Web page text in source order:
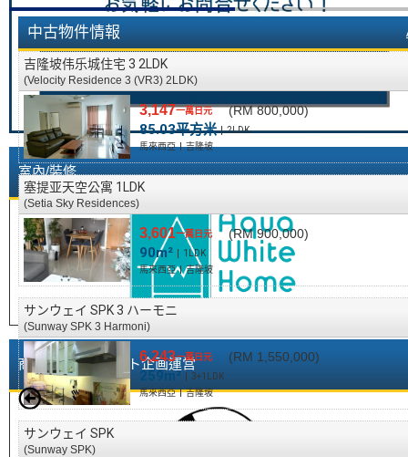
室內/裝修
商業内装・イベント企画運営
o
u
s
s
l
i
d
e
中古物件情報
吉隆坡伟乐城住宅 3 2LDK
(Velocity Residence 3 (VR3) 2LDK)
3,147一萬日元 (RM 800,000)
85.03平方米
2LDK
馬來西亞
吉隆坡
塞提亚天空公寓 1LDK
(Setia Sky Residences)
3,601一萬日元 (RM 900,000)
90m²
1LDK
馬來西亞
吉隆坡
サンウェイ SPK 3 ハーモニ
(Sunway SPK 3 Harmoni)
6,243一萬日元 (RM 1,550,000)
259m²
3+1LDK
馬來西亞
吉隆坡
サンウェイ SPK
(Sunway SPK)